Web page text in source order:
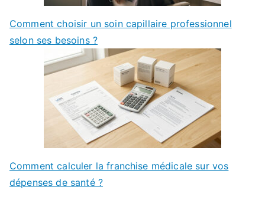
Comment choisir un soin capillaire professionnel
selon ses besoins ?
Comment calculer la franchise médicale sur vos
dépenses de santé ?